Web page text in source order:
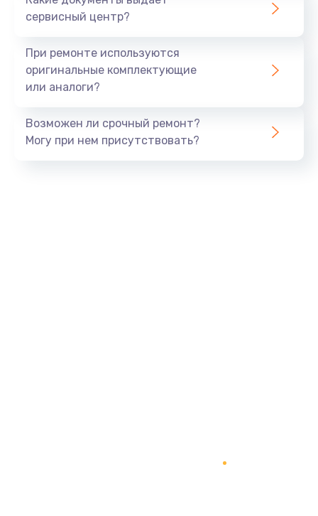
Замена нагревателя испарителя
Заказать
Замена мотор-компрессора
Заказать
сервисный центр?
При ремонте используются
оригинальные комплектующие
или аналоги?
Возможен ли срочный ремонт?
Могу при нем присутствовать?